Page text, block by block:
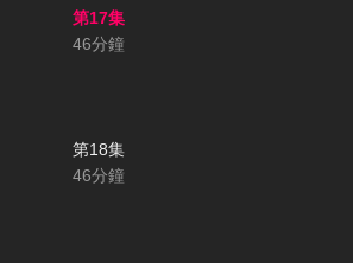
第17集
46分鐘
第18集
46分鐘